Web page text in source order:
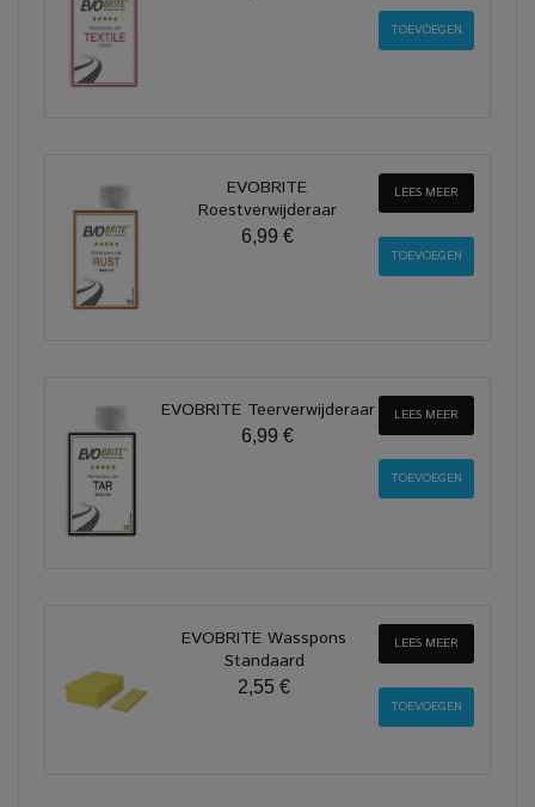
EVOBRITE
Roestverwijderaar
6,99 €
LEES MEER
EVOBRITE Teerverwijderaar
6,99 €
LEES MEER
EVOBRITE Wasspons
Standaard
2,55 €
LEES MEER